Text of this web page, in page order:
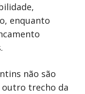
enquanto
não são
outro trecho da